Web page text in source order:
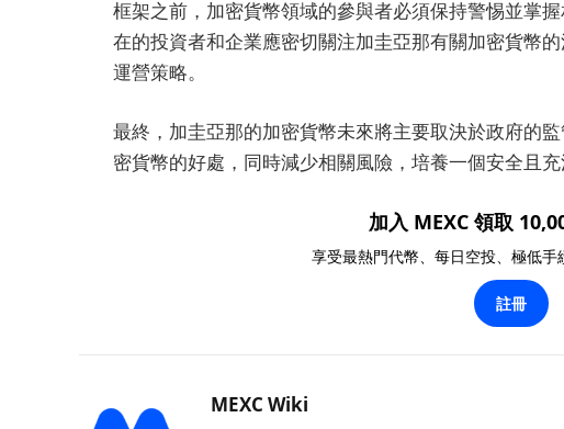
框架之前，加密貨幣領域的參與者必須保持警惕並掌
在的投資者和企業應密切關注加圭亞那有關加密貨幣
運營策略。
最終，加圭亞那的加密貨幣未來將主要取決於政府的
密貨幣的好處，同時減少相關風險，培養一個安全且充
加入 MEXC 領取
享受最熱門代幣、每日空投、極低手
註冊
MEXC Wiki